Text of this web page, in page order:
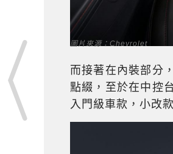
圖片來源：Chevrolet
而接著在內裝部分
點綴，至於在中控
入門級車款，小改